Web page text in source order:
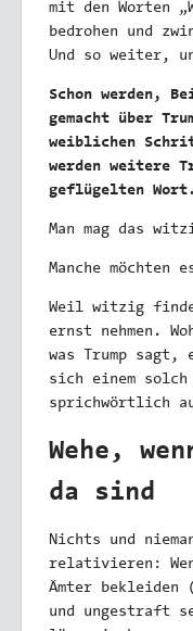
mit den Worten
bedrohen und
Und so weiter,
Schon werden,
gemacht über
weiblichen
werden weitere
geflügelten Wort.
Man mag das
Manche
Weil witzig
ernst nehmen.
was Trump sagt,
sich einem
sprichwörtlich
Wehe,
da sind
Nichts und
relativieren:
Ämter bekleiden
und ungestraft